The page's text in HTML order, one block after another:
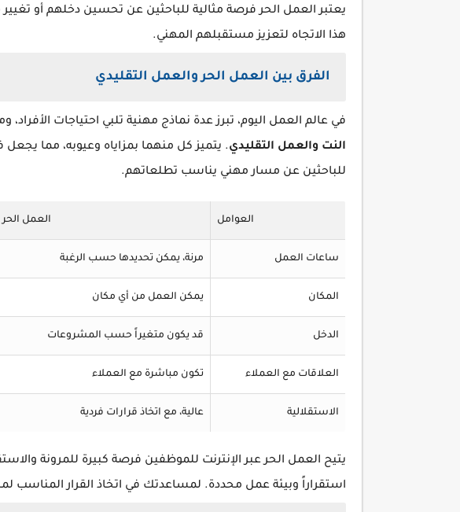
يعتبر العمل الحر فرصة مثالية للباحثين عن تحسين دخلهم أو
هذا الاتجاه لتعزيز مستقبلهم المهني.
الفرق بين العمل الحر والعمل التقليدي
في عالم العمل اليوم، تبرز عدة نماذج مهنية تلبي احتياجات الأفراد،
النت والعمل التقليدي. يتميز كل منهما بمزاياه وعيوبه، مما يجعل
للباحثين عن مسار مهني يناسب تطلعاتهم.
العوامل العمل الحر
ساعات العمل مرنة، يمكن تحديدها حسب الرغبة
المكان يمكن العمل من أي مكان
الدخل قد يكون متغيراً حسب المشروعات
العلاقات مع العملاء تكون مباشرة مع العملاء
الاستقلالية عالية، مع اتخاذ قرارات فردية
يتيح العمل الحر عبر الإنترنت للموظفين فرصة كبيرة للمرونة
استقراراً وبيئة عمل محددة. لمساعدتك في اتخاذ القرار المناسب